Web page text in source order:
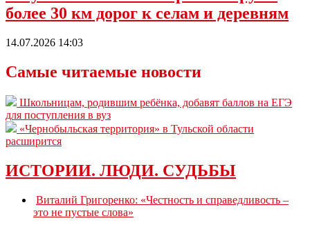
более 30 км дорог к селам и деревням
14.07.2026 14:03
Самые читаемые новости
Школьницам, родившим ребёнка, добавят баллов на ЕГЭ
для поступления в вуз
«Чернобыльская территория» в Тульской области
расширится
ИСТОРИИ. ЛЮДИ. СУДЬБЫ
Виталий Григоренко: «Честность и справедливость –
это не пустые слова»